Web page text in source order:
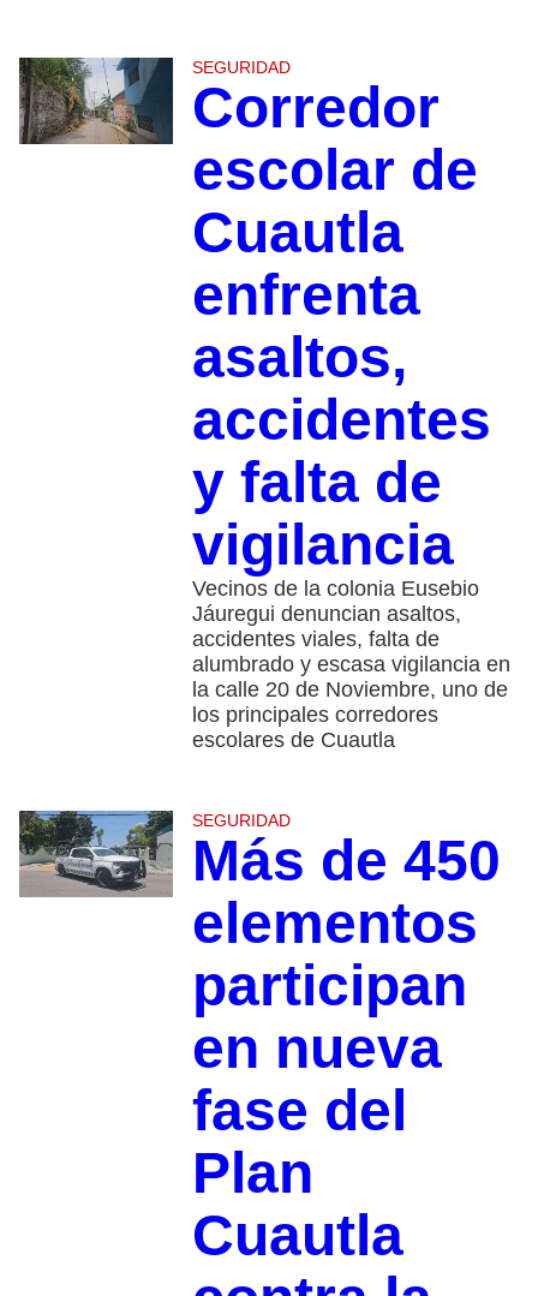
SEGURIDAD
Corredor
escolar de
Cuautla
enfrenta
asaltos,
accidentes
y falta de
vigilancia
Vecinos de la colonia Eusebio
Jáuregui denuncian asaltos,
accidentes viales, falta de
alumbrado y escasa vigilancia en
la calle 20 de Noviembre, uno de
los principales corredores
escolares de Cuautla
SEGURIDAD
Más de 450
elementos
participan
en nueva
fase del
Plan
Cuautla